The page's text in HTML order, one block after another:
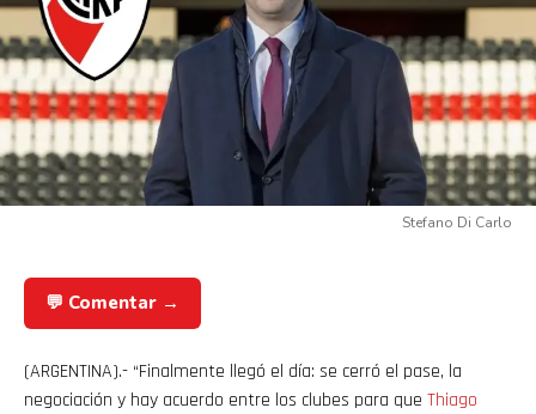
Stefano Di Carlo
💬 Comentar →
(ARGENTINA).- “Finalmente llegó el día: se cerró el pase, la
negociación y hay acuerdo entre los clubes para que Thiago
Flipboard
Reddit
Whatsapp
Email